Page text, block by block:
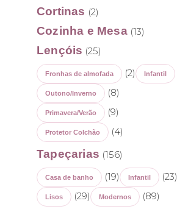
Cortinas (2)
Cozinha e Mesa (13)
Lençóis (25)
Fronhas de almofada (2) Infantil
Outono/Inverno (8)
Primavera/Verão (9)
Protetor Colchão (4)
Tapeçarias (156)
Casa de banho (19) Infantil (23)
Lisos (29) Modernos (89)